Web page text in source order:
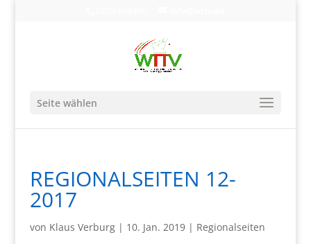
Seite wählen
REGIONALSEITEN 12-
2017
von Klaus Verburg| 10. Jan. 2019| Regionalseiten